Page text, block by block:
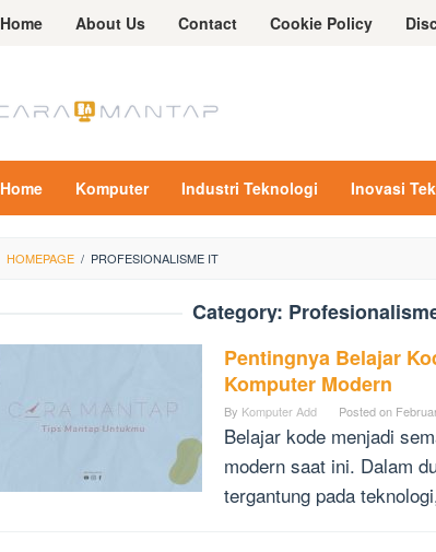
Home About Us Contact Cookie Policy
Home Komputer Industri Teknologi Inovasi
HOMEPAGE / PROFESIONALISME IT
Category:
Pentingnya Belajar
Komputer Modern
By Komputer Add Posted on
Belajar kode menjadi
modern saat ini. Dalam
tergantung pada